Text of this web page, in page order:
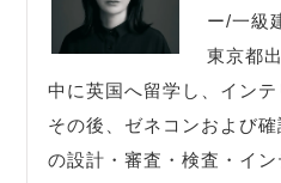
ー/一級
東京都
中に英国へ留学し、インテ
その後、ゼネコンおよび
の設計・審査・検査・イ